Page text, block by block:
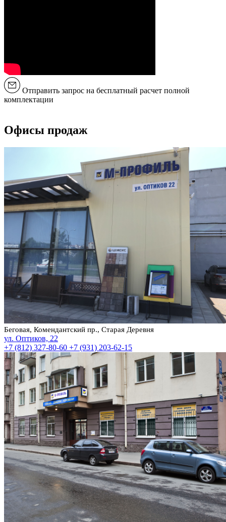
Отправить запрос на бесплатный расчет полной
комплектации
Офисы продаж
Беговая, Комендантский пр., Старая Деревня
ул. Оптиков, 22
+7 (812) 327-80-60 +7 (931) 203-62-15